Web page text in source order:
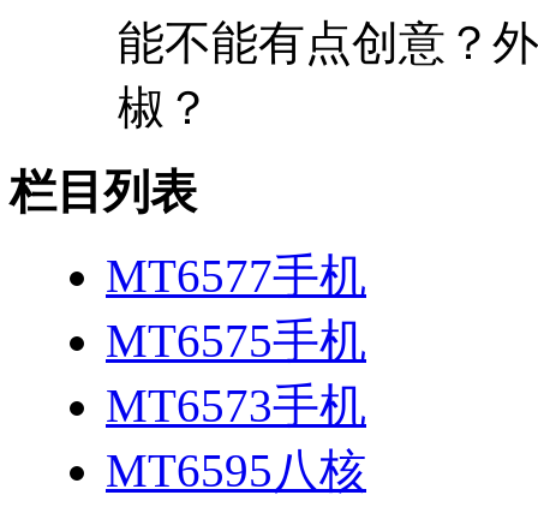
能不能有点创意？
椒？
栏目列表
MT6577手机
MT6575手机
MT6573手机
MT6595八核